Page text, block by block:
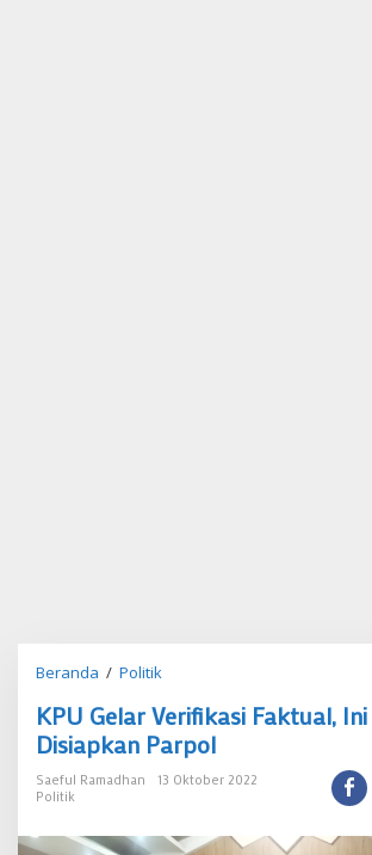
Beranda / Politik
Verifikasi
Faktual,
Ini
yang
Parpol
KPU Gelar Verifikasi Faktual,
Disiapkan Parpol
Saeful Ramadhan
13 Oktober 2022
Politik